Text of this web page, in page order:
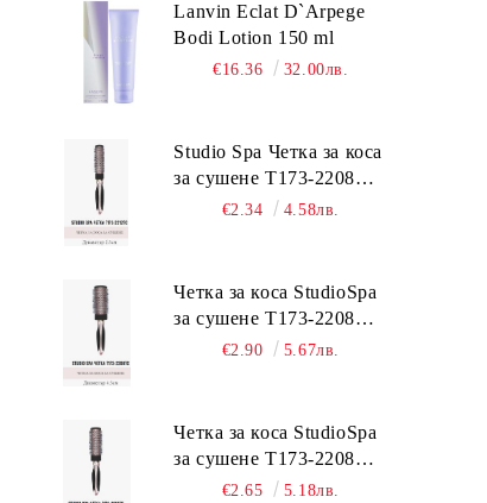
Lanvin Eclat D`Arpege
Bodi Lotion 150 ml
€16.36 32.00лв.
Studio Spa Четка за коса
за сушене Т173-2208TC
2.5 см.€2.34 4.58лв.
Четка за коса StudioSpa
за сушене Т173-2208TC
4.5 см.€2.90 5.67лв.
Четка за коса StudioSpa
за сушене Т173-2208TC
3.5 см.€2.65 5.18лв.